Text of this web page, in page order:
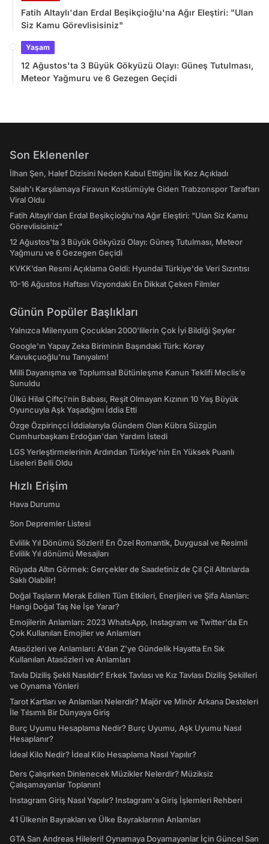
Fatih Altaylı'dan Erdal Beşikçioğlu'na Ağır Eleştiri: "Ulan
Siz Kamu Görevlisisiniz"
Yaşam
12 Ağustos'ta 3 Büyük Gökyüzü Olayı: Güneş Tutulması,
Meteor Yağmuru ve 6 Gezegen Geçidi
Son Eklenenler
İlhan Şen, Halef Dizisini Neden Kabul Ettiğini İlk Kez Açıkladı
Salah'ı Karşılamaya Firavun Kostümüyle Giden Trabzonspor Taraftarı
Viral Oldu
Fatih Altaylı'dan Erdal Beşikçioğlu'na Ağır Eleştiri: "Ulan Siz Kamu
Görevlisisiniz"
12 Ağustos'ta 3 Büyük Gökyüzü Olayı: Güneş Tutulması, Meteor
Yağmuru ve 6 Gezegen Geçidi
KVKK’dan Resmi Açıklama Geldi: Hyundai Türkiye'de Veri Sızıntısı
10-16 Ağustos Haftası Vizyondaki En Dikkat Çeken Filmler
Günün Popüler Başlıkları
Yalnızca Milenyum Çocukları 2000'lilerin Çok İyi Bildiği Şeyler
Google'ın Yapay Zeka Biriminin Başındaki Türk: Koray
Kavukçuoğlu'nu Tanıyalım!
Milli Dayanışma ve Toplumsal Bütünleşme Kanun Teklifi Meclis’e
Sunuldu
Ülkü Hilal Çiftçi'nin Babası, Reşit Olmayan Kızının 10 Yaş Büyük
Oyuncuyla Aşk Yaşadığını İddia Etti
Özge Özpirinçci İddialarıyla Gündem Olan Kübra Süzgün
Cumhurbaşkanı Erdoğan'dan Yardım İstedi
LGS Yerleştirmelerinin Ardından Türkiye'nin En Yüksek Puanlı
Liseleri Belli Oldu
Hızlı Erişim
Hava Durumu
Son Depremler Listesi
Evlilik Yıl Dönümü Sözleri! En Özel Romantik, Duygusal ve Resimli
Evlilik Yıl dönümü Mesajları
Rüyada Altın Görmek: Gerçekler de Saadetiniz de Çil Çil Altınlarda
Saklı Olabilir!
Doğal Taşların Merak Edilen Tüm Etkileri, Enerjileri ve Şifa Alanları:
Hangi Doğal Taş Ne İşe Yarar?
Emojilerin Anlamları: 2023 WhatsApp, Instagram ve Twitter'da En
Çok Kullanılan Emojiler ve Anlamları
Atasözleri ve Anlamları: A'dan Z'ye Gündelik Hayatta En Sık
Kullanılan Atasözleri ve Anlamları
Tavla Diziliş Şekli Nasıldır? Erkek Tavlası ve Kız Tavlası Diziliş Şekilleri
ve Oynama Yönleri
Tarot Kartları ve Anlamları Nelerdir? Majör ve Minör Arkana Desteleri
İle Tılsımlı Bir Dünyaya Giriş
Burç Uyumu Hesaplama Nedir? Burç Uyumu, Aşk Uyumu Nasıl
Hesaplanır?
İdeal Kilo Nedir? İdeal Kilo Hesaplama Nasıl Yapılır?
Ders Çalışırken Dinlenecek Müzikler Nelerdir? Müziksiz
Çalışamayanlar Toplanın!
Instagram Giriş Nasıl Yapılır? Instagram'a Giriş İşlemleri Rehberi
41 Ülkenin Bayrakları ve Ülke Bayraklarının Anlamları
GTA San Andreas Hileleri! Oynamaya Doyamayanlar İçin Güncel San